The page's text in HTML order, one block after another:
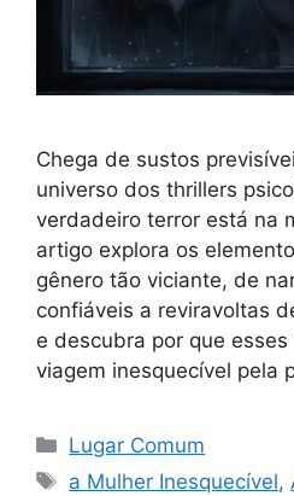
Chega de sustos
universo dos thrillers
verdadeiro terror está na
artigo explora os
gênero tão viciante, de
confiáveis a reviravoltas
e descubra por que
viagem inesquecível pela
Categorias
Lugar Comum
Tags
a Mulher Inesquecível,